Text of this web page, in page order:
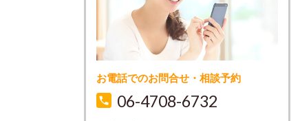
お電話でのお問合せ・相談予約
06-4708-6732